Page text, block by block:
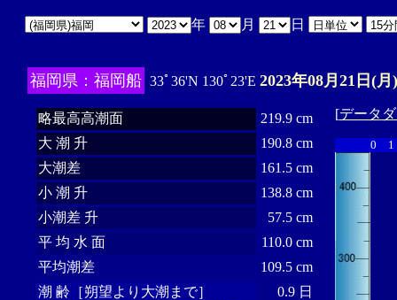
年 月 日
福岡県：福岡船 33ﾟ36'N 130ﾟ23'E 2023年08月21日(月)
略最高高潮面
219.9 cm
大 潮 升
190.8 cm
大潮差
161.5 cm
小 潮 升
138.8 cm
小潮差 升
57.5 cm
平 均 水 面
110.0 cm
平均潮差
109.5 cm
潮 齢［朔望より大潮まで］
0.9 日
[データ
0 1